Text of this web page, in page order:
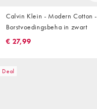
Calvin Klein - Modern Cotton -
Borstvoedingsbeha in zwart
€ 27,99
Deal